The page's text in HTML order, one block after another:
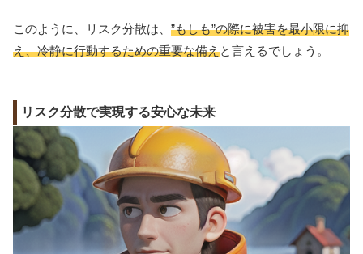
このように、リスク分散は、 ”もしも”の際に被害を最小限に抑
え、冷静に行動するための重要な備えと言えるでしょう。
リスク分散で実現する安心な未来